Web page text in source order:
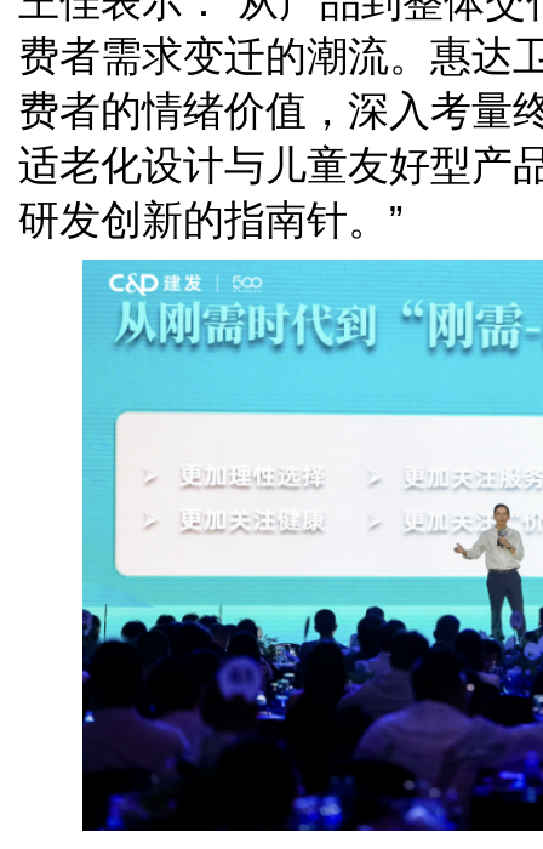
费者需求变迁的潮流。惠达
费者的情绪价值，深入考量
适老化设计与儿童友好型产
研发创新的指南针。”